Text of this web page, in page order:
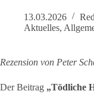
13.03.2026
Aktuelles,
Rezension von Peter
Der Beitrag „Tödliche